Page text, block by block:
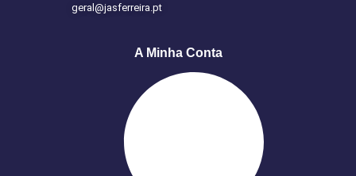
geral@jasferreira.pt
A Minha Conta